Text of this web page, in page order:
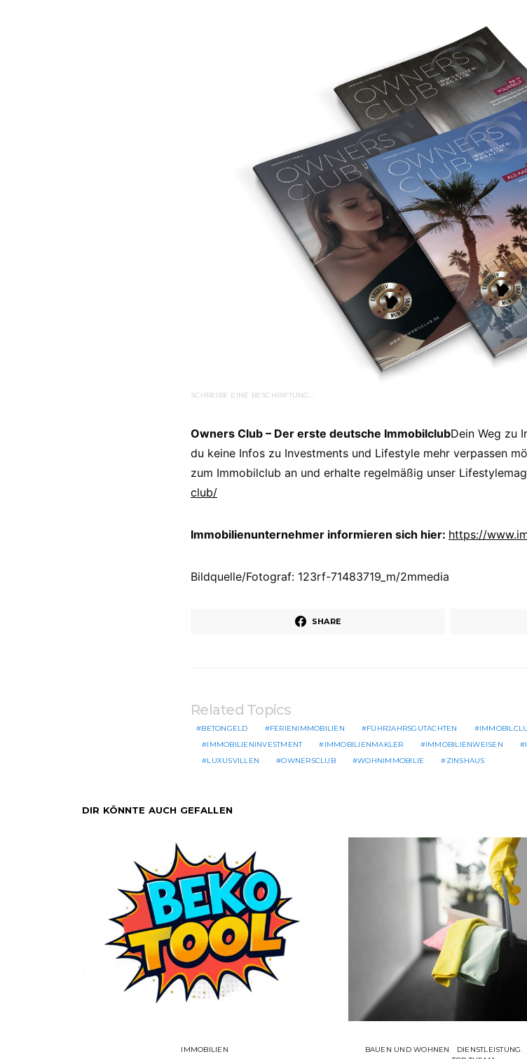
SCHREIBE EINE BESCHRIFTUNG…
Owners Club – Der erste deutsche ImmobilclubDein Weg zu
du keine Infos zu Investments und Lifestyle mehr verpassen
zum Immobilclub an und erhalte regelmäßig unser
club/
Immobilienunternehmer informieren sich hier: https://
Bildquelle/Fotograf: 123rf-71483719_m/2mmedia
SHARE
Related Topics
BETONGELD FERIENIMMOBILIEN FÜHRJAHRSGUTACHTEN
IMMOBILIENINVESTMENT
IMMOBILIENMAKLER IMMOBILIENWEISEN
LUXUSVILLEN
OWNERSCLUB WOHNIMMOBILIE ZINSHAUS
DIR KÖNNTE AUCH GEFALLEN
IMMOBILIEN BAUEN UND WOHNEN DIENSTLEISTUNG